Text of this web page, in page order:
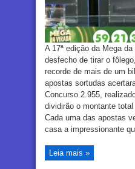
A 17ª edição da Mega
desfecho de tirar o
recorde de mais de um
apostas sortudas
Concurso 2.955,
dividirão o montante
Cada uma das apostas
casa a impressionante
Leia mais »